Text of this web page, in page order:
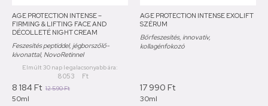
AGE PROTECTION INTENSE –
FIRMING & LIFTING FACE AND
DÉCOLLETÉ NIGHT CREAM
Feszesítés peptiddel, jégborszőlő-
kivonattal, NovoRetinnel
Elmúlt 30 nap legalacsonyabb ára:
8 053 Ft
12 590Ft
8 184Ft
50ml
AGE PROTECTION INTENSE EXOLIFT
SZÉRUM
Bőrfeszesítés, innovatív,
kollagénfokozó
17 990 Ft
30ml